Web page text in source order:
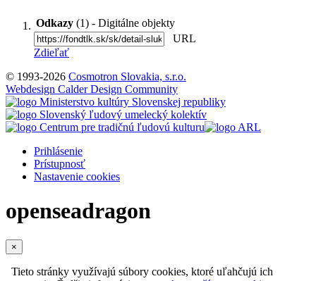
Odkazy (1) - Digitálne objekty
URL
Zdieľať
© 1993-2026 Cosmotron Slovakia, s.r.o.
Webdesign Calder Design Community
Prihlásenie
Prístupnosť
Nastavenie cookies
openseadragon
×
Tieto stránky využívajú súbory cookies, ktoré uľahčujú ich